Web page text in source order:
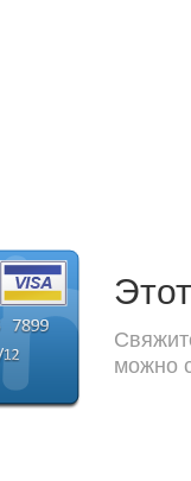
можно